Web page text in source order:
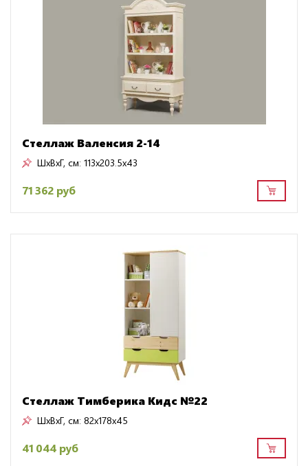
Стеллаж Валенсия 2-14
ШxВxГ, см: 113x203.5x43
71 362 руб
Стеллаж Тимберика Кидс №22
ШxВxГ, см: 82x178x45
41 044 руб